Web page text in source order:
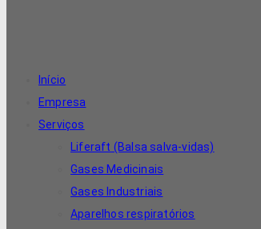
Início
Empresa
Serviços
Liferaft (Balsa salva-vidas)
Gases Medicinais
Gases Industriais
Aparelhos respiratórios